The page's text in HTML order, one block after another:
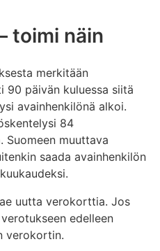
toimi näin
merkitään
päivän kuluessa siitä
avainhenkilönä alkoi.
84
Suomeen muuttava
saada avainhenkilön
uutta verokorttia. Jos
edelleen
verokortin.